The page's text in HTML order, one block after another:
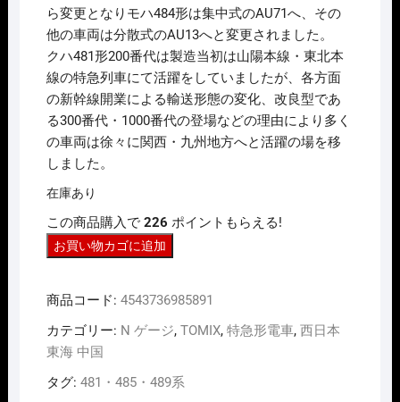
ら変更となりモハ484形は集中式のAU71へ、その
他の車両は分散式のAU13へと変更されました。
クハ481形200番代は製造当初は山陽本線・東北本
線の特急列車にて活躍をしていましたが、各方面
の新幹線開業による輸送形態の変化、改良型であ
る300番代・1000番代の登場などの理由により多く
の車両は徐々に関西・九州地方へと活躍の場を移
しました。
在庫あり
この商品購入で 226 ポイントもらえる!
N
ｼﾞ
TOMIX
98589
系
お買い物カゴに追加
商品コード: 4543736985891
カテゴリー: N ゲージ, TOMIX, 特急形電車, 西日本
東海 中国
タグ: 481・485・489系